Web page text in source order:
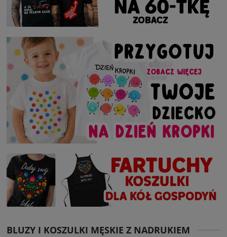
BLUZY I KOSZULKI MĘSKIE Z NADRUKIEM